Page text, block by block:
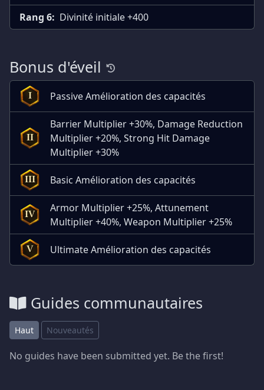
Rang 6: Divinité initiale +400
Bonus d'éveil
I Passive Amélioration des capacités
II
Barrier Multiplier +30%, Damage Reduction
Multiplier +20%, Strong Hit Damage
Multiplier +30%
III Basic Amélioration des capacités
IV
Armor Multiplier +25%, Attunement
Multiplier +40%, Weapon Multiplier +25%
V Ultimate Amélioration des capacités
Guides communautaires
Haut Nouveautés
No guides have been submitted yet. Be the first!